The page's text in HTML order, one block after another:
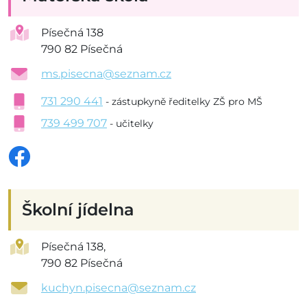
Písečná 138
790 82 Písečná
ms.pisecna@seznam.cz
731 290 441 - zástupkyně ředitelky ZŠ pro MŠ
739 499 707 - učitelky
Školní jídelna
Písečná 138,
790 82 Písečná
kuchyn.pisecna@seznam.cz